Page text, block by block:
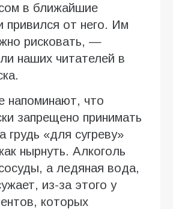
в ближайшие
привился от него. Им
рисковать, —
наших читателей в
напоминают, что
запрещено принимать
грудь «для сугреву»
нырнуть. Алкоголь
а ледяная вода,
из-за этого у
которых